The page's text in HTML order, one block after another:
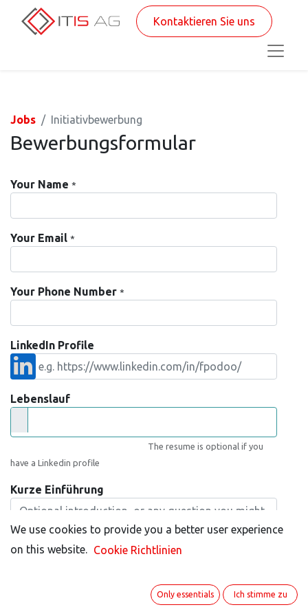
Kontaktieren Sie uns
Jobs Initiativbewerbung
Bewerbungsformular
Your Name *
Your Email *
Your Phone Number *
LinkedIn Profile
Lebenslauf
The resume is optional if you
have a Linkedin profile
Kurze Einführung
We use cookies to provide you a better user experience
on this website.
Cookie Richtlinien
Only essentials Ich stimme zu
We use cookies to provide you a better user experience
on this website.
Cookie Richtlinien
Only essentials Ich stimme zu